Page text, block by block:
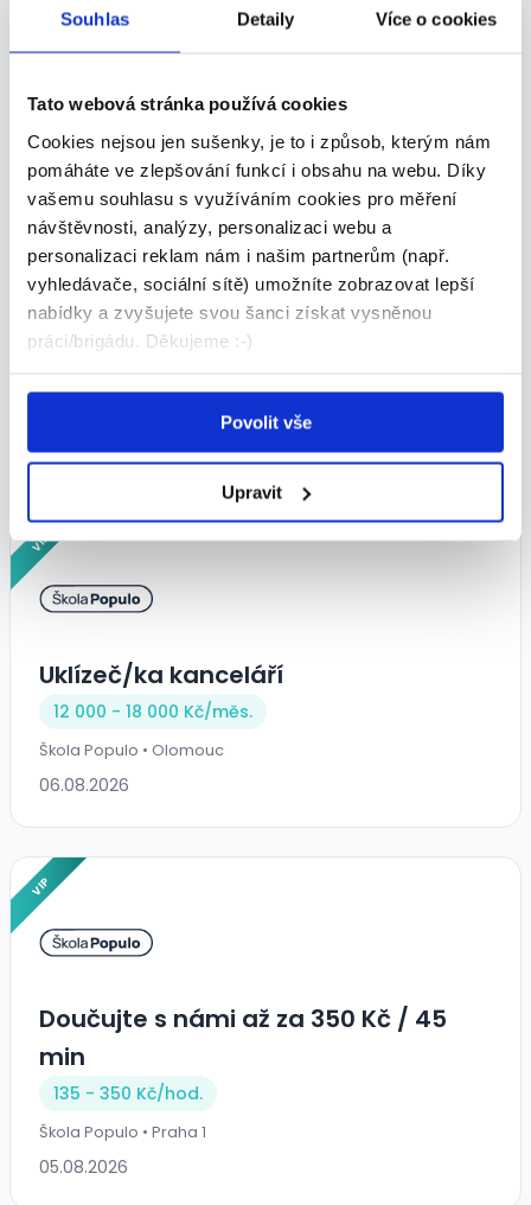
Souhlas Detaily Více o cookies
Tato webová stránka používá cookies
Cookies nejsou jen sušenky, je to i způsob, kterým nám
pomáháte ve zlepšování funkcí i obsahu na webu. Díky
vašemu souhlasu s využíváním cookies pro měření
návštěvnosti, analýzy, personalizaci webu a
personalizaci reklam nám i našim partnerům (např.
vyhledávače, sociální sítě) umožníte zobrazovat lepší
nabídky a zvyšujete svou šanci získat vysněnou
práci/brigádu. Děkujeme :-)
Povolit vše
Upravit
Brigáda v Knihobotu - Hostivař
Bookbot s.r.o. • Praha 10
25.07.2026
VIP
Práce na zahradě, drobné
opravy aj. (1-2 dny v týdnu),
170-220 Kč/h, Olšany
VIP
Uklízeč/ka kanceláří
12 000 - 18 000 Kč/měs.
Škola Populo • Olomouc
06.08.2026
VIP
Doučujte s námi až za 350 Kč / 45
min
135 - 350 Kč/hod.
Škola Populo • Praha 1
05.08.2026